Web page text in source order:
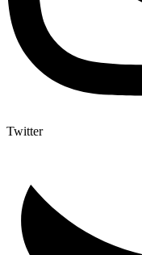
Twitter